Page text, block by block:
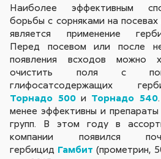
Наиболее эффективным
борьбы с сорняками на посевах
является применение
Перед посевом или после
появления всходов можно
очистить поля с
глифосатсодержащих
Торнадо 500и Торнадо 540
менее эффективны и препараты
групп. В этом году в
компании появился
гербицид Гамбит (прометрин,